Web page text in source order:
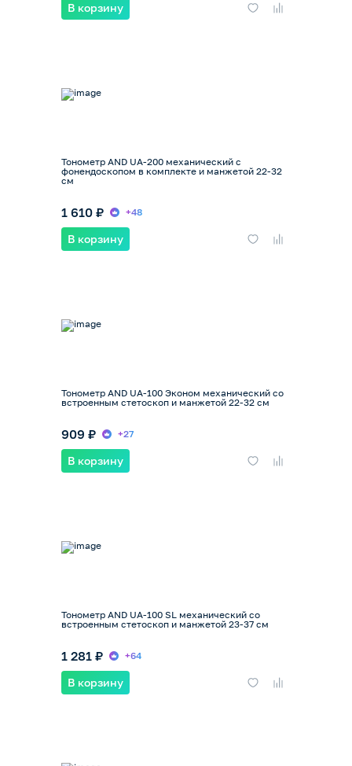
В корзину
Тонометр AND UA-200 механический с
фонендоскопом в комплекте и манжетой 22-32
см
1 610 ₽ +48
В корзину
Тонометр AND UA-100 Эконом механический со
встроенным стетоскоп и манжетой 22-32 см
909 ₽ +27
В корзину
Тонометр AND UA-100 SL механический со
встроенным стетоскоп и манжетой 23-37 см
1 281 ₽ +64
В корзину